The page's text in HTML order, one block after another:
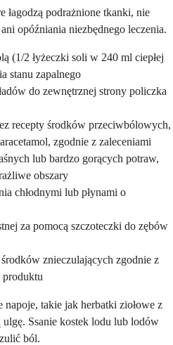
łagodzą podrażnione tkanki, nie
opóźniania niezbędnego leczenia.
(1/2 łyżeczki soli w 240 ml ciepłej
stanu zapalnego
do zewnętrznej strony policzka
recepty środków przeciwbólowych,
zgodnie z zaleceniami
lub bardzo gorących potraw,
obszary
chłodnymi lub płynami o
za pomocą szczoteczki do zębów
znieczulających zgodnie z
produktu
napoje, takie jak herbatki ziołowe z
Ssanie kostek lodu lub lodów
ból.